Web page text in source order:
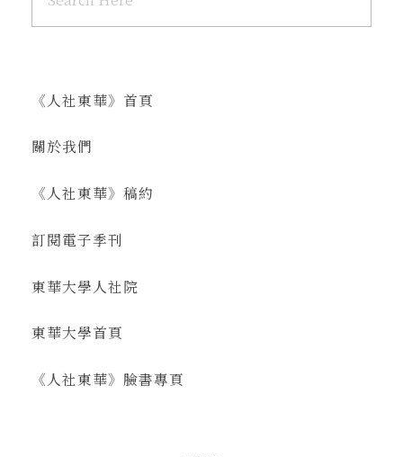
《人社東華》首頁
關於我們
《人社東華》稿約
訂閱電子季刊
東華大學人社院
東華大學首頁
《人社東華》臉書專頁